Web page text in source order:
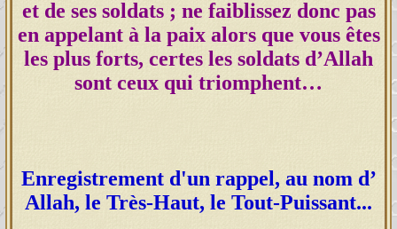
et de ses soldats ; ne faiblissez donc pas
en appelant à la paix alors que vous êtes
les plus forts, certes les soldats d’Allah
sont ceux qui triomphent…
Enregistrement d'un rappel, au nom d’
Allah, le Très-Haut, le Tout-Puissant...